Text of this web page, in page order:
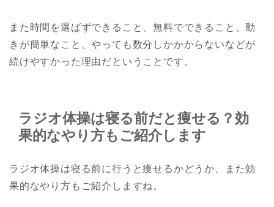
また時間を選ばずできること、無料でできること、動
きが簡単なこと、やっても数分しかかからないなどが
続けやすかった理由だということです。
ラジオ体操は寝る前だと痩せる？効
果的なやり方もご紹介します
ラジオ体操は寝る前に行うと痩せるかどうか、また効
果的なやり方もご紹介しますね。